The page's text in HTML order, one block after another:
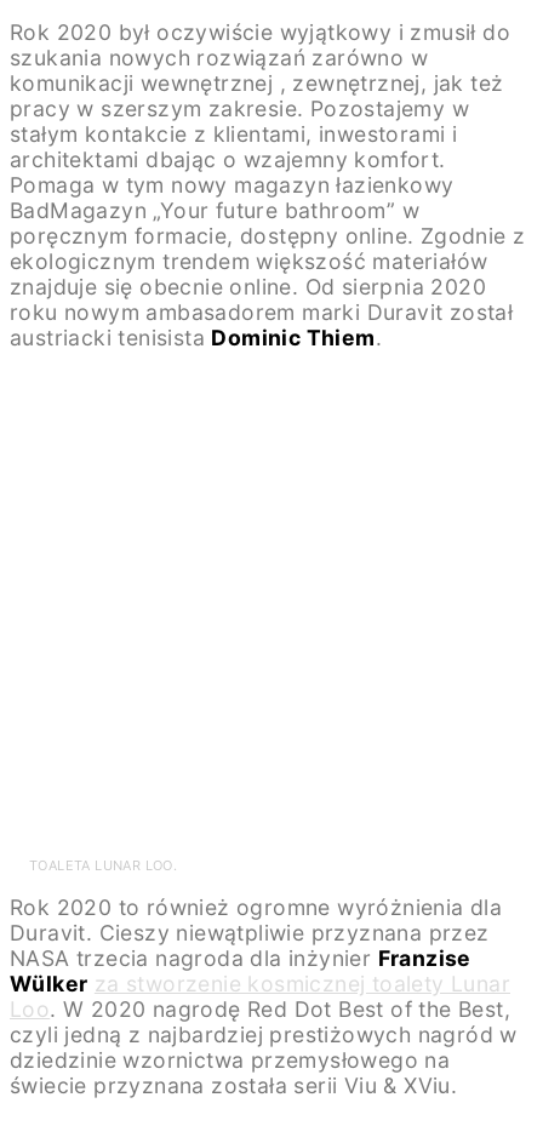
Rok 2020 był oczywiście wyjątkowy i zmusił do
szukania nowych rozwiązań zarówno w
komunikacji wewnętrznej , zewnętrznej, jak też
pracy w szerszym zakresie. Pozostajemy w
stałym kontakcie z klientami, inwestorami i
architektami dbając o wzajemny komfort.
Pomaga w tym nowy magazyn łazienkowy
BadMagazyn „Your future bathroom” w
poręcznym formacie, dostępny online. Zgodnie z
ekologicznym trendem większość materiałów
znajduje się obecnie online. Od sierpnia 2020
roku nowym ambasadorem marki Duravit został
austriacki tenisista Dominic Thiem.
TOALETA LUNAR LOO.
Rok 2020 to również ogromne wyróżnienia dla
Duravit. Cieszy niewątpliwie przyznana przez
NASA trzecia nagroda dla inżynier Franzise
Wülker za stworzenie kosmicznej toalety Lunar
Loo. W 2020 nagrodę Red Dot Best of the Best,
czyli jedną z najbardziej prestiżowych nagród w
dziedzinie wzornictwa przemysłowego na
świecie przyznana została serii Viu & XViu.